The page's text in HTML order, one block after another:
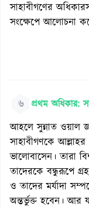
সাহাবীগণের
সংক্ষেপে আলোচনা
৬ প্রথম অধিকার:
আহলে সুন্নাত ওয়াল
সাহাবীগণকে
ভালোবাসেন। তারা
তাদেরকে বন্ধুরূপে
ও তাদের মর্যাদা
অন্তর্ভুক্ত হবেন। আর